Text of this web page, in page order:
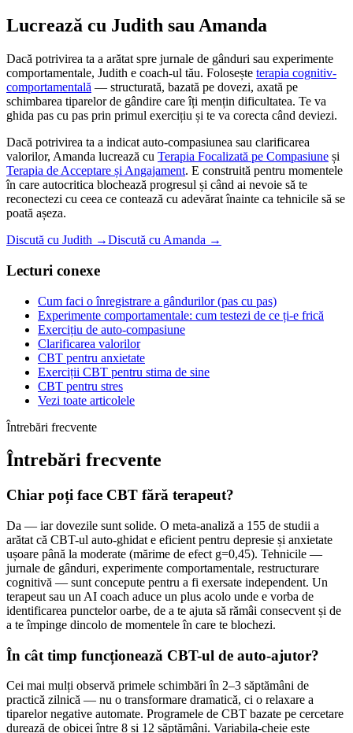
Lucrează cu Judith sau Amanda
Dacă potrivirea ta a arătat spre jurnale de gânduri sau experimente
comportamentale, Judith e coach-ul tău. Folosește terapia cognitiv-
comportamentală — structurată, bazată pe dovezi, axată pe
schimbarea tiparelor de gândire care îți mențin dificultatea. Te va
ghida pas cu pas prin primul exercițiu și te va corecta când deviezi.
Dacă potrivirea ta a indicat auto-compasiunea sau clarificarea
valorilor, Amanda lucrează cu Terapia Focalizată pe Compasiune și
Terapia de Acceptare și Angajament. E construită pentru momentele
în care autocritica blochează progresul și când ai nevoie să te
reconectezi cu ceea ce contează cu adevărat înainte ca tehnicile să se
poată așeza.
Discută cu Judith →Discută cu Amanda →
Lecturi conexe
Cum faci o înregistrare a gândurilor (pas cu pas)
Experimente comportamentale: cum testezi de ce ți-e frică
Exercițiu de auto-compasiune
Clarificarea valorilor
CBT pentru anxietate
Exerciții CBT pentru stima de sine
CBT pentru stres
Vezi toate articolele
Întrebări frecvente
Întrebări frecvente
Chiar poți face CBT fără terapeut?
Da — iar dovezile sunt solide. O meta-analiză a 155 de studii a
arătat că CBT-ul auto-ghidat e eficient pentru depresie și anxietate
ușoare până la moderate (mărime de efect g=0,45). Tehnicile —
jurnale de gânduri, experimente comportamentale, restructurare
cognitivă — sunt concepute pentru a fi exersate independent. Un
terapeut sau un AI coach aduce un plus acolo unde e vorba de
identificarea punctelor oarbe, de a te ajuta să rămâi consecvent și de
a te împinge dincolo de momentele în care te blochezi.
În cât timp funcționează CBT-ul de auto-ajutor?
Cei mai mulți observă primele schimbări în 2–3 săptămâni de
practică zilnică — nu o transformare dramatică, ci o relaxare a
tiparelor negative automate. Programele de CBT bazate pe cercetare
durează de obicei între 8 și 12 săptămâni. Variabila-cheie este